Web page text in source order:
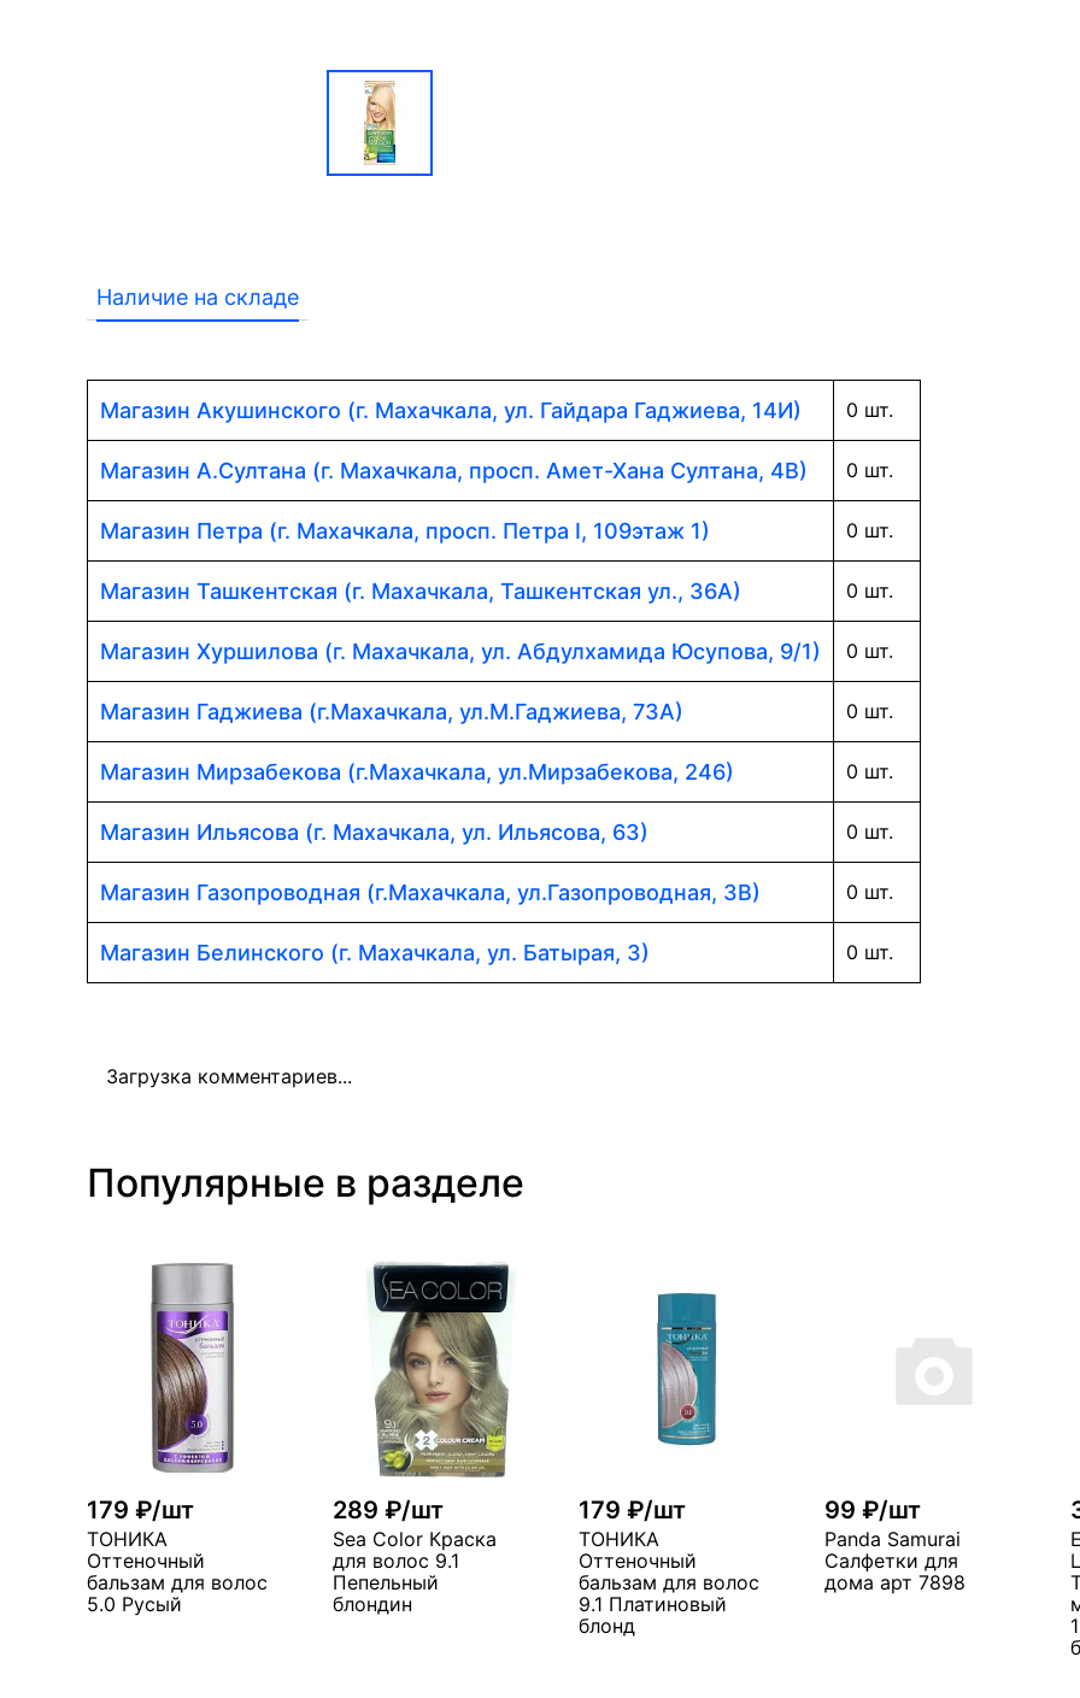
Наличие на складе
Магазин Акушинского (г. Махачкала, ул. Гайдара Гаджиева, 14И) 0 шт.
Магазин А.Султана (г. Махачкала, просп. Амет-Хана Султана, 4В) 0 шт.
Магазин Петра (г. Махачкала, просп. Петра I, 109этаж 1) 0 шт.
Магазин Ташкентская (г. Махачкала, Ташкентская ул., 36А) 0 шт.
Магазин Хуршилова (г. Махачкала, ул. Абдулхамида Юсупова, 9/1) 0 шт.
Магазин Гаджиева (г.Махачкала, ул.М.Гаджиева, 73А) 0 шт.
Магазин Мирзабекова (г.Махачкала, ул.Мирзабекова, 246) 0 шт.
Магазин Ильясова (г. Махачкала, ул. Ильясова, 63) 0 шт.
Магазин Газопроводная (г.Махачкала, ул.Газопроводная, 3В) 0 шт.
Магазин Белинского (г. Махачкала, ул. Батырая, 3) 0 шт.
Загрузка комментариев...
Популярные в разделе
179 ₽/шт
ТОНИКА
Оттеночный
бальзам для волос
5.0 Русый
289 ₽/шт
Sea Color Краска
для волос 9.1
Пепельный
блондин
179 ₽/шт
ТОНИКА
Оттеночный
бальзам для волос
9.1 Платиновый
блонд
99 ₽/шт
Panda Samurai
Салфетки для
дома арт 7898